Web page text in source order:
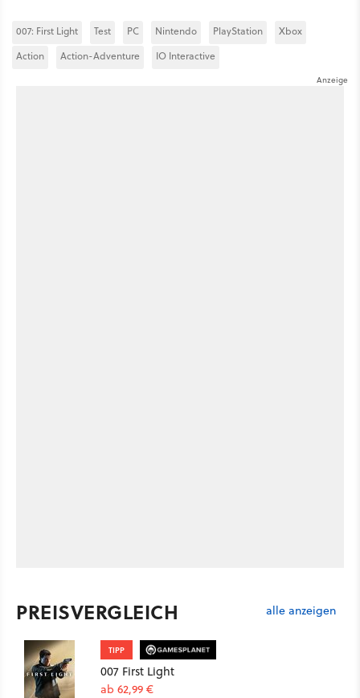
007: First Light Test PC Nintendo PlayStation
Xbox
Action
Action-Adventure IO Interactive
PREISVERGLEICH alle anzeigen
TIPP
007 First Light
ab 62,99 €